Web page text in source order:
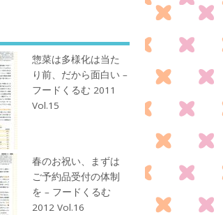
惣菜は多様化は当た
り前、だから面白い –
フードくるむ 2011
Vol.15
春のお祝い、まずは
ご予約品受付の体制
を – フードくるむ
2012 Vol.16